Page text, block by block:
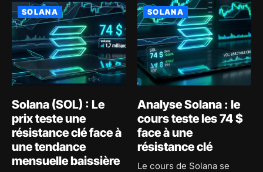
SOLANA
Solana (SOL) : Le
prix teste une
résistance clé face à
une tendance
mensuelle baissière
SOLANA
Analyse Solana : le
cours teste les 74 $
face à une
résistance clé
Le cours de Solana se